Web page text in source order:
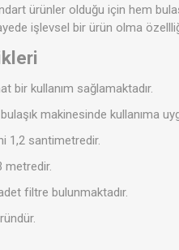
ürünler olduğu için hem
işlevsel bir ürün olma
bir kullanım sağlamaktadır.
makinesinde kullanıma
1,2 santimetredir.
metredir.
filtre bulunmaktadır.